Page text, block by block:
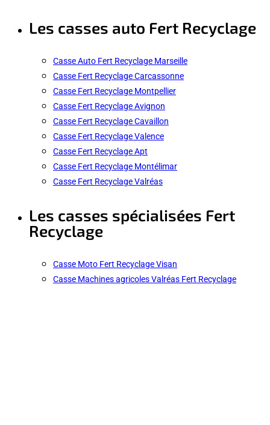
Les casses auto Fert Recyclage
Casse Auto Fert Recyclage Marseille
Casse Fert Recyclage Carcassonne
Casse Fert Recyclage Montpellier
Casse Fert Recyclage Avignon
Casse Fert Recyclage Cavaillon
Casse Fert Recyclage Valence
Casse Fert Recyclage Apt
Casse Fert Recyclage Montélimar
Casse Fert Recyclage Valréas
Les casses spécialisées Fert
Recyclage
Casse Moto Fert Recyclage Visan
Casse Machines agricoles Valréas Fert Recyclage